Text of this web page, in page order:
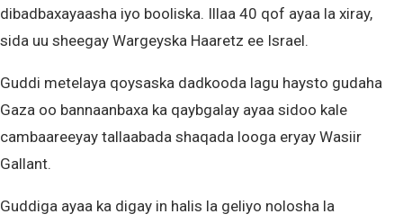
dibadbaxayaasha iyo booliska. Illaa 40 qof ayaa la xiray,
sida uu sheegay Wargeyska Haaretz ee Israel.
Guddi metelaya qoysaska dadkooda lagu haysto gudaha
Gaza oo bannaanbaxa ka qaybgalay ayaa sidoo kale
cambaareeyay tallaabada shaqada looga eryay Wasiir
Gallant.
Guddiga ayaa ka digay in halis la geliyo nolosha la